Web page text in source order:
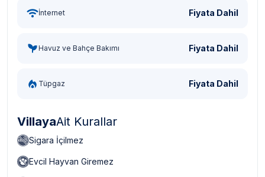
İnternet Fiyata Dahil
Havuz ve Bahçe Bakımı Fiyata Dahil
Tüpgaz Fiyata Dahil
VillayaAit Kurallar
Sigara İçilmez
Evcil Hayvan Giremez